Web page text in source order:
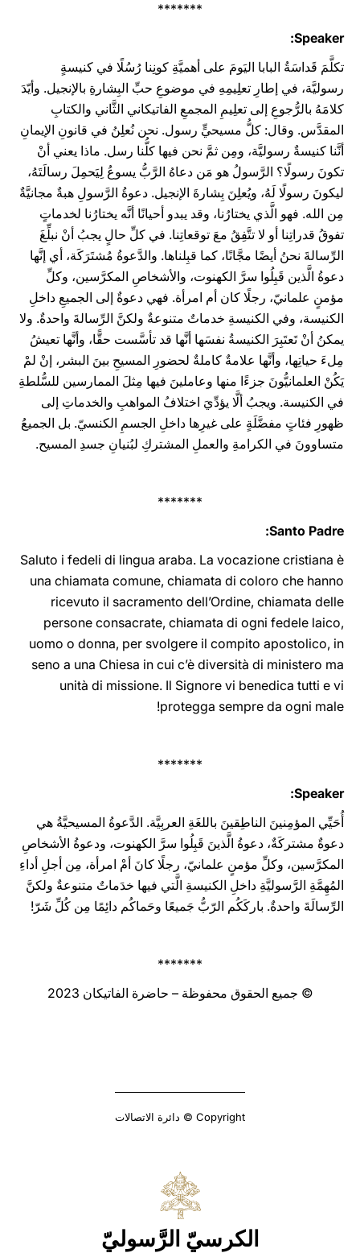
*******
Speaker:
تكلَّمَ قَداسَةُ البابا اليَومَ على أهميَّةِ كونِنا رُسُلًا في كنيسةٍ
رسوليَّة، في إطارِ تعلِيمِهِ في موضوعِ حبِّ البِشارةِ بالإنجيل. وأيّدَ
كلامَهُ بالرُّجوعِ إلى تعلِيمِ المجمعِ الفاتيكاني الثَّاني والكتابِ
المقدَّس. وقال: كلُّ مسيحيٍّ رسول. نحن نُعلِنُ في قانونِ الإيمانِ
أنَّنا كنيسةٌ رسوليَّة، ومِن ثمَّ نحن فيها كلُّنا رسل. ماذا يعني أنْ
تكونَ رسولًا؟ الرَّسولُ هو مَن دعاهُ الرَّبُّ يسوعُ لِيَحمِلَ رسالَتَهُ،
ليكونَ رسولًا لَهُ، ويُعلِنَ بِشارةَ الإنجيل. دعوةُ الرَّسولِ هبةٌ مجانيَّةٌ
مِن الله. فهو الَّذي يختارُنا، وقد يبدو أحيانًا أنَّه يختارُنا لخدماتٍ
تفوقُ قدراتِنا أو لا تتَّفِقُ معَ توقعاتِنا. في كلِّ حالٍ يجبُ أنْ نبلِّغَ
الرِّسالةَ نحنُ أيضًا مجَّانًا، كما قبِلناها. والدَّعوةُ مُشتَرَكَة، أي إنَّها
دعوةُ الَّذين قَبِلُوا سرَّ الكهنوت، والأشخاصِ المكرَّسين، وكلِّ
مؤمنٍ علمانيّ، رجلًا كان أم امرأة. فهي دعوةٌ إلى الجميعِ داخلِ
الكنيسة، وفي الكنيسةِ خدماتٌ متنوعةٌ ولكنَّ الرِّسالةَ واحدةٌ. ولا
يمكنُ أنْ تَعتَبِرَ الكنيسةُ نفسَها أنَّها قد تأسَّست حقًّا، وأنَّها تعيشُ
مِلءَ حياتِها، وأنَّها علامةٌ كاملةٌ لحضورِ المسيحِ بينَ البشر، إنْ لمْ
يَكُنْ العلمانيُّونَ جزءًا منها وعاملينَ فيها مِثلَ الممارسين للسُّلطةِ
في الكنيسة. ويجبُ ألَّا يؤدِّيَ اختلافُ المواهبِ والخدماتِ إلى
ظهورِ فئاتٍ مفضَّلَةٍ على غيرِها داخلِ الجسمِ الكنسيّ. بل الجميعُ
متساوونَ في الكرامةِ والعملِ المشتركِ لبُنيانِ جسدِ المسيح.
*******
Santo Padre:
Saluto i fedeli di lingua araba. La vocazione cristiana è
una chiamata comune, chiamata di coloro che hanno
ricevuto il sacramento dell’Ordine, chiamata delle
persone consacrate, chiamata di ogni fedele laico,
uomo o donna, per svolgere il compito apostolico, in
seno a una Chiesa in cui c’è diversità di ministero ma
unità di missione. Il Signore vi benedica tutti e vi
protegga ‎sempre da ogni male‎‎‎‏!
*******
Speaker:
أُحَيِّي المؤمِنينَ الناطِقينَ باللغَةِ العربِيَّة. الدَّعوةُ المسيحيَّةُ هي
دعوةٌ مشتركَةٌ، دعوةُ الَّذينَ قَبِلُوا سرَّ الكهنوت، ودعوةُ الأشخاصِ
المكرَّسين، وكلِّ مؤمنٍ علمانيّ، رجلًا كانَ أمْ امرأة، مِن أجلِ أداءِ
المُهِمَّةِ الرَّسوليَّةِ داخلِ الكنيسةِ الَّتي فيها خدَماتٌ متنوعةٌ ولكنَّ
الرِّسالَةَ واحدةٌ. باركَكُم الرّبُّ جَميعًا وحَماكُم دائِمًا مِن كُلِّ شَرّ!
*******
© جميع الحقوق محفوظة – حاضرة الفاتيكان 2023
Copyright © دائرة الاتصالات
الكرسيّ الرَّسوليّ